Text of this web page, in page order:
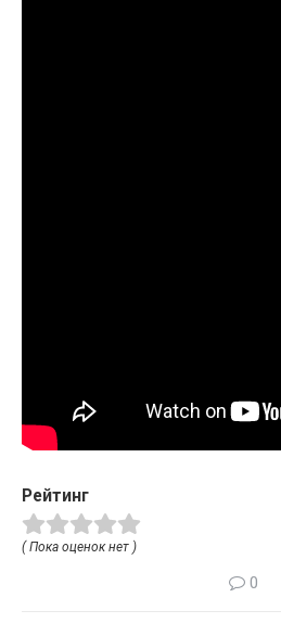
Рейтинг
( Пока оценок нет )
0